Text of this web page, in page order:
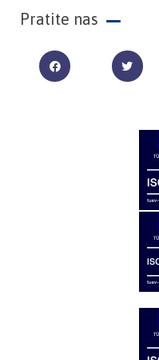
Pratite nas